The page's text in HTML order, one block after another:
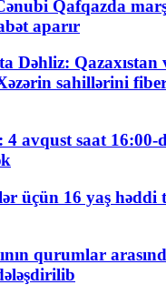
Qafqazda
aparır
Dəhliz: Qazaxıstan
sahillərini
4 avqust saat 16:00-
üçün 16 yaş həddi
qurumlar